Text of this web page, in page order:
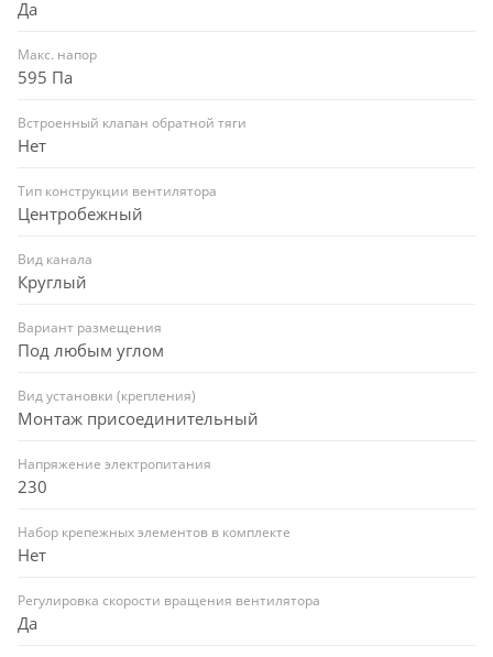
Да
Макс. напор
595 Па
Встроенный клапан обратной тяги
Нет
Тип конструкции вентилятора
Центробежный
Вид канала
Круглый
Вариант размещения
Под любым углом
Вид установки (крепления)
Монтаж присоединительный
Напряжение электропитания
230
Набор крепежных элементов в комплекте
Нет
Регулировка скорости вращения вентилятора
Да